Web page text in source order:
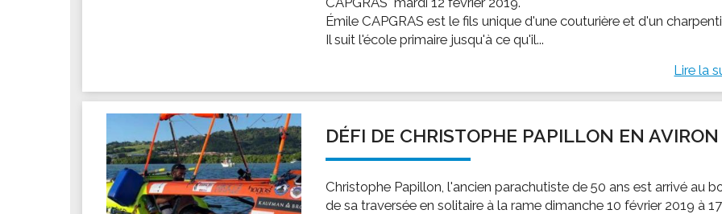
Les espaces numériques
Infos baignade
Infos sargasse
Toilettes publiques
Émile CAPGRAS est le fils unique d'une couturière et d'un
Il suit l'école primaire jusqu'à ce qu'il...
Lire la
DÉFI DE CHRISTOPHE PAPILLON EN AVIRON
Christophe Papillon, l'ancien parachutiste de 50 ans est arrivé au
de sa traversée en solitaire à la rame dimanche 10 février 2019 à 17